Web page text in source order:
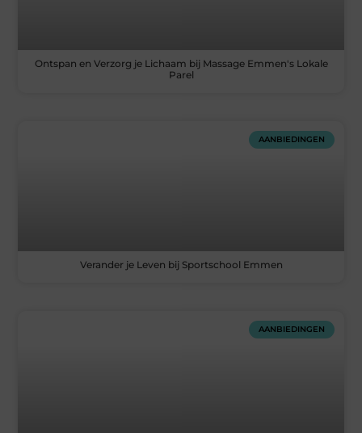
Ontspan en Verzorg je Lichaam bij Massage Emmen's Lokale
Parel
AANBIEDINGEN
Verander je Leven bij Sportschool Emmen
AANBIEDINGEN